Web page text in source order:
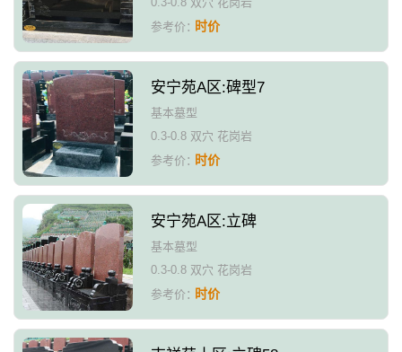
参考价：时价
安宁苑A区:碑型7
基本墓型
0.3-0.8 双穴 花岗岩
参考价：时价
安宁苑A区:立碑
基本墓型
0.3-0.8 双穴 花岗岩
参考价：时价